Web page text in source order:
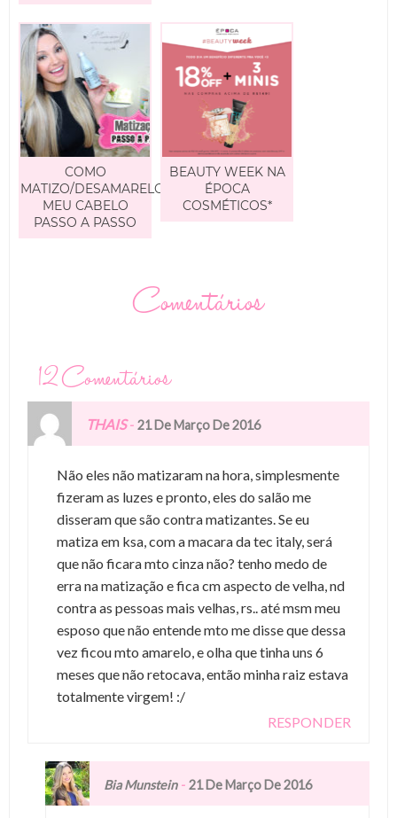
COMO
MATIZO/DESAMARELO
MEU CABELO
PASSO A PASSO
BEAUTY WEEK NA
ÉPOCA
COSMÉTICOS*
Comentários
12 Comentários
THAIS- 21 De Março De 2016
Não eles não matizaram na hora, simplesmente
fizeram as luzes e pronto, eles do salão me
disseram que são contra matizantes. Se eu
matiza em ksa, com a macara da tec italy, será
que não ficara mto cinza não? tenho medo de
erra na matização e fica cm aspecto de velha, nd
contra as pessoas mais velhas, rs.. até msm meu
esposo que não entende mto me disse que dessa
vez ficou mto amarelo, e olha que tinha uns 6
meses que não retocava, então minha raiz estava
totalmente virgem! :/
RESPONDER
Bia Munstein- 21 De Março De 2016